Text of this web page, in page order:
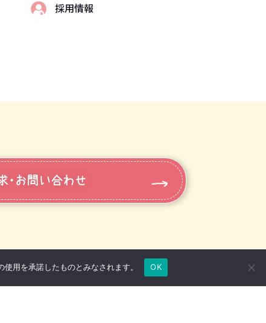
採用情報
・お問い合わせ
プライバシーポリシー関連リンク情報公開について
用を承諾したものとみなされます。 OK